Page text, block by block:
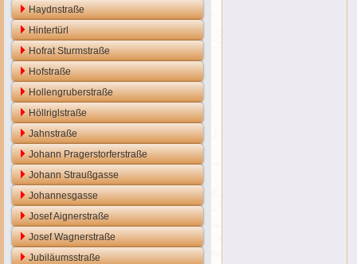
Haydnstraße
Hintertürl
Hofrat Sturmstraße
Hofstraße
Hollengruberstraße
Höllriglstraße
Jahnstraße
Johann Pragerstorferstraße
Johann Straußgasse
Johannesgasse
Josef Aignerstraße
Josef Wagnerstraße
Jubiläumsstraße